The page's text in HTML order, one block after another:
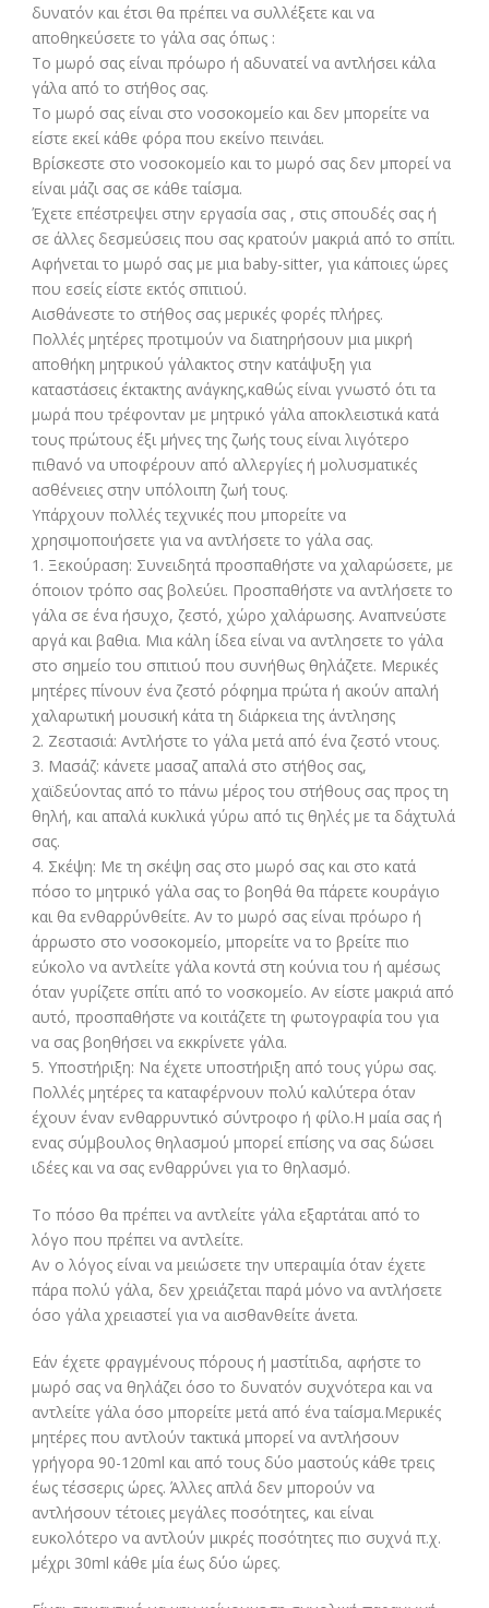
δυνατόν και έτσι θα πρέπει να συλλέξετε και να
αποθηκεύσετε το γάλα σας όπως :
Το μωρό σας είναι πρόωρο ή αδυνατεί να αντλήσει κάλα
γάλα από το στήθος σας.
Το μωρό σας είναι στο νοσοκομείο και δεν μπορείτε να
είστε εκεί κάθε φόρα που εκείνο πεινάει.
Βρίσκεστε στο νοσοκομείο και το μωρό σας δεν μπορεί να
είναι μάζι σας σε κάθε ταίσμα.
Έχετε επέστρεψει στην εργασία σας , στις σπουδές σας ή
σε άλλες δεσμεύσεις που σας κρατούν μακριά από το σπίτι.
Αφήνεται το μωρό σας με μια baby-sitter, για κάποιες ώρες
που εσείς είστε εκτός σπιτιού.
Αισθάνεστε το στήθος σας μερικές φορές πλήρες.
Πολλές μητέρες προτιμούν να διατηρήσουν μια μικρή
αποθήκη μητρικού γάλακτος στην κατάψυξη για
καταστάσεις έκτακτης ανάγκης,καθώς είναι γνωστό ότι τα
μωρά που τρέφονταν με μητρικό γάλα αποκλειστικά κατά
τους πρώτους έξι μήνες της ζωής τους είναι λιγότερο
πιθανό να υποφέρουν από αλλεργίες ή μολυσματικές
ασθένειες στην υπόλοιπη ζωή τους.
Υπάρχουν πολλές τεχνικές που μπορείτε να
χρησιμοποιήσετε για να αντλήσετε το γάλα σας.
1. Ξεκούραση: Συνειδητά προσπαθήστε να χαλαρώσετε, με
όποιον τρόπο σας βολεύει. Προσπαθήστε να αντλήσετε το
γάλα σε ένα ήσυχο, ζεστό, χώρο χαλάρωσης. Αναπνεύστε
αργά και βαθια. Μια κάλη ίδεα είναι να αντλησετε το γάλα
στο σημείο του σπιτιού που συνήθως θηλάζετε. Μερικές
μητέρες πίνουν ένα ζεστό ρόφημα πρώτα ή ακούν απαλή
χαλαρωτική μουσική κάτα τη διάρκεια της άντλησης
2. Ζεστασιά: Αντλήστε το γάλα μετά από ένα ζεστό ντους.
3. Μασάζ: κάνετε μασαζ απαλά στο στήθος σας,
χαϊδεύοντας από το πάνω μέρος του στήθους σας προς τη
θηλή, και απαλά κυκλικά γύρω από τις θηλές με τα δάχτυλά
σας.
4. Σκέψη: Με τη σκέψη σας στο μωρό σας και στο κατά
πόσο το μητρικό γάλα σας το βοηθά θα πάρετε κουράγιο
και θα ενθαρρύνθείτε. Αν το μωρό σας είναι πρόωρο ή
άρρωστο στο νοσοκομείο, μπορείτε να το βρείτε πιο
εύκολο να αντλείτε γάλα κοντά στη κούνια του ή αμέσως
όταν γυρίζετε σπίτι από το νοσκομείο. Αν είστε μακριά από
αυτό, προσπαθήστε να κοιτάζετε τη φωτογραφία του για
να σας βοηθήσει να εκκρίνετε γάλα.
5. Υποστήριξη: Να έχετε υποστήριξη από τους γύρω σας.
Πολλές μητέρες τα καταφέρνουν πολύ καλύτερα όταν
έχουν έναν ενθαρρυντικό σύντροφο ή φίλο.Η μαία σας ή
ενας σύμβουλος θηλασμού μπορεί επίσης να σας δώσει
ιδέες και να σας ενθαρρύνει για το θηλασμό.
Το πόσο θα πρέπει να αντλείτε γάλα εξαρτάται από το
λόγο που πρέπει να αντλείτε.
Αν ο λόγος είναι να μειώσετε την υπεραιμία όταν έχετε
πάρα πολύ γάλα, δεν χρειάζεται παρά μόνο να αντλήσετε
όσο γάλα χρειαστεί για να αισθανθείτε άνετα.
Εάν έχετε φραγμένους πόρους ή μαστίτιδα, αφήστε το
μωρό σας να θηλάζει όσο το δυνατόν συχνότερα και να
αντλείτε γάλα όσο μπορείτε μετά από ένα ταίσμα.Μερικές
μητέρες που αντλούν τακτικά μπορεί να αντλήσουν
γρήγορα 90-120ml και από τους δύο μαστούς κάθε τρεις
έως τέσσερις ώρες. Άλλες απλά δεν μπορούν να
αντλήσουν τέτοιες μεγάλες ποσότητες, και είναι
ευκολότερο να αντλούν μικρές ποσότητες πιο συχνά π.χ.
μέχρι 30ml κάθε μία έως δύο ώρες.